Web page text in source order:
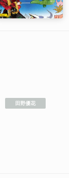
田野優花